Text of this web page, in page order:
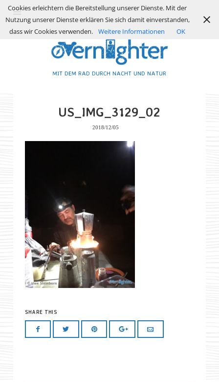
MIT DEM RAD DURCH NACHT UND NATUR
US_IMG_3129_02
2018/12/05
SHARE THIS
Cookies erleichtern die Bereitstellung unserer Dienste. Mit der
Nutzung unserer Dienste erklären Sie sich damit einverstanden,
dass wir Cookies verwenden.
Weitere Informationen OK